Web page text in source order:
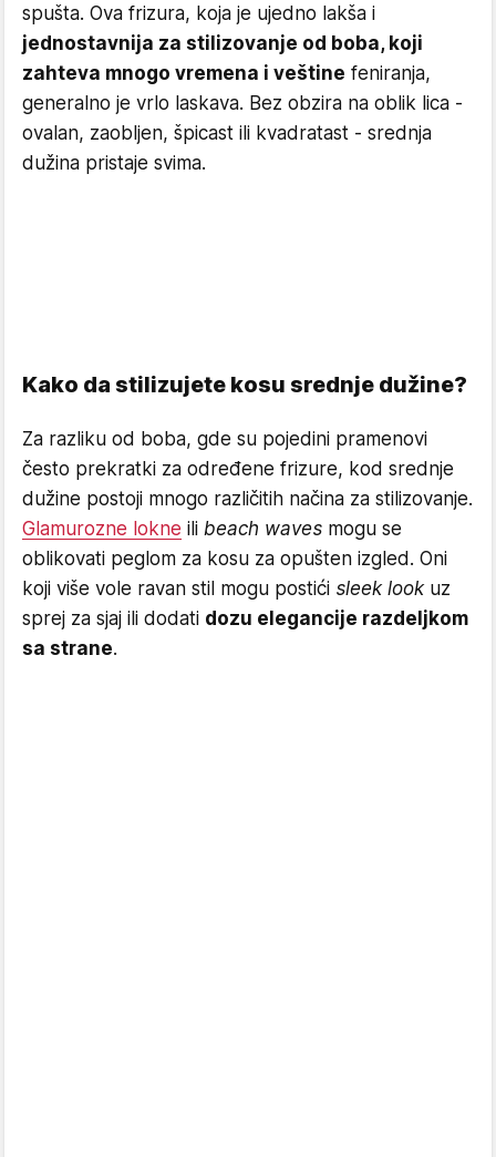
spušta. Ova frizura, koja je ujedno lakša i
jednostavnija za stilizovanje od boba, koji
zahteva mnogo vremena i veštine feniranja,
generalno je vrlo laskava. Bez obzira na oblik lica -
ovalan, zaobljen, špicast ili kvadratast - srednja
dužina pristaje svima.
Kako da stilizujete kosu srednje dužine?
Za razliku od boba, gde su pojedini pramenovi
često prekratki za određene frizure, kod srednje
dužine postoji mnogo različitih načina za stilizovanje.
Glamurozne lokne ili beach waves mogu se
oblikovati peglom za kosu za opušten izgled. Oni
koji više vole ravan stil mogu postići sleek lookuz
sprej za sjaj ili dodati dozu elegancije razdeljkom
sa strane.